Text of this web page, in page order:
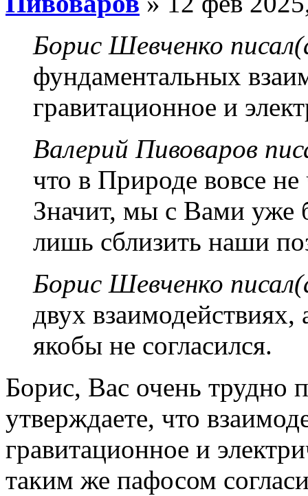
Борис Шевченко
фундаментальных
гравитационное и
Валерий Пивоваров
что в Природе вовсе
Значит, мы с Вами уже
лишь сблизить наши
Борис Шевченко
двух
якобы не согласился.
Борис, Вас очень трудно
утверждаете, что
гравитационное и
таким же пафосом